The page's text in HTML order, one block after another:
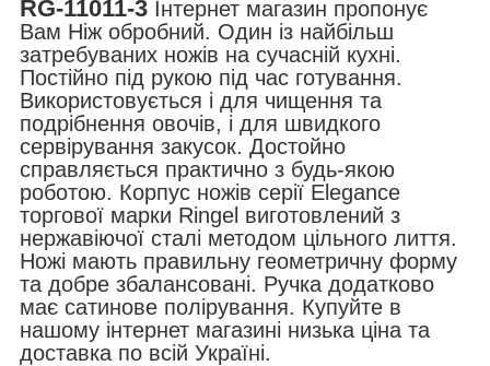
RG-11011-3 Інтернет магазин пропонує
Вам Ніж обробний. Один із найбільш
затребуваних ножів на сучасній кухні.
Постійно під рукою під час готування.
Використовується і для чищення та
подрібнення овочів, і для швидкого
сервірування закусок. Достойно
справляється практично з будь-якою
роботою. Корпус ножів серії Elegance
торгової марки Ringel виготовлений з
нержавіючої сталі методом цільного лиття.
Ножі мають правильну геометричну форму
та добре збалансовані. Ручка додатково
має сатинове полірування. Купуйте в
нашому інтернет магазині низька ціна та
доставка по всій Україні.